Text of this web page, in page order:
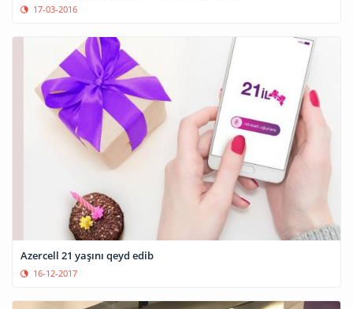
17-03-2016
Azercell 21 yaşını qeyd edib
16-12-2017